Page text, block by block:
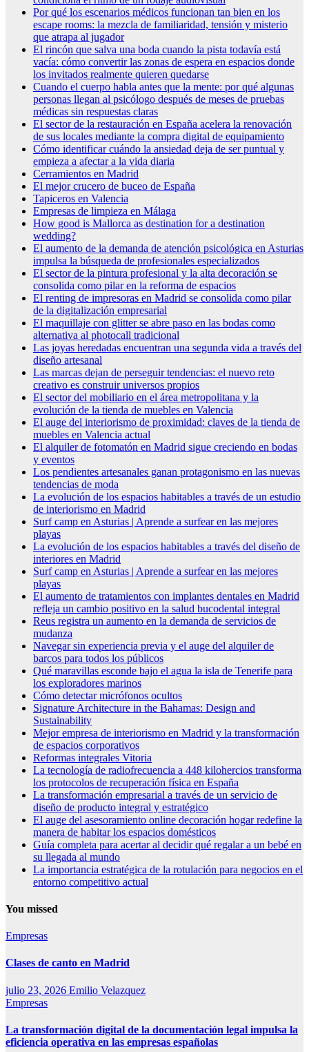
Por qué los escenarios médicos funcionan tan bien en los
escape rooms: la mezcla de familiaridad, tensión y misterio
que atrapa al jugador
El rincón que salva una boda cuando la pista todavía está
vacía: cómo convertir las zonas de espera en espacios donde
los invitados realmente quieren quedarse
Cuando el cuerpo habla antes que la mente: por qué algunas
personas llegan al psicólogo después de meses de pruebas
médicas sin respuestas claras
El sector de la restauración en España acelera la renovación
de sus locales mediante la compra digital de equipamiento
Cómo identificar cuándo la ansiedad deja de ser puntual y
empieza a afectar a la vida diaria
Cerramientos en Madrid
El mejor crucero de buceo de España
Tapiceros en Valencia
Empresas de limpieza en Málaga
How good is Mallorca as destination for a destination
wedding?
El aumento de la demanda de atención psicológica en Asturias
impulsa la búsqueda de profesionales especializados
El sector de la pintura profesional y la alta decoración se
consolida como pilar en la reforma de espacios
El renting de impresoras en Madrid se consolida como pilar
de la digitalización empresarial
El maquillaje con glitter se abre paso en las bodas como
alternativa al photocall tradicional
Las joyas heredadas encuentran una segunda vida a través del
diseño artesanal
Las marcas dejan de perseguir tendencias: el nuevo reto
creativo es construir universos propios
El sector del mobiliario en el área metropolitana y la
evolución de la tienda de muebles en Valencia
El auge del interiorismo de proximidad: claves de la tienda de
muebles en Valencia actual
El alquiler de fotomatón en Madrid sigue creciendo en bodas
y eventos
Los pendientes artesanales ganan protagonismo en las nuevas
tendencias de moda
La evolución de los espacios habitables a través de un estudio
de interiorismo en Madrid
Surf camp en Asturias | Aprende a surfear en las mejores
playas
La evolución de los espacios habitables a través del diseño de
interiores en Madrid
Surf camp en Asturias | Aprende a surfear en las mejores
playas
El aumento de tratamientos con implantes dentales en Madrid
refleja un cambio positivo en la salud bucodental integral
Reus registra un aumento en la demanda de servicios de
mudanza
Navegar sin experiencia previa y el auge del alquiler de
barcos para todos los públicos
Qué maravillas esconde bajo el agua la isla de Tenerife para
los exploradores marinos
Cómo detectar micrófonos ocultos
Signature Architecture in the Bahamas: Design and
Sustainability
Mejor empresa de interiorismo en Madrid y la transformación
de espacios corporativos
Reformas integrales Vitoria
La tecnología de radiofrecuencia a 448 kilohercios transforma
los protocolos de recuperación física en España
La transformación empresarial a través de un servicio de
diseño de producto integral y estratégico
El auge del asesoramiento online decoración hogar redefine la
manera de habitar los espacios domésticos
Guía completa para acertar al decidir qué regalar a un bebé en
su llegada al mundo
La importancia estratégica de la rotulación para negocios en el
entorno competitivo actual
You missed
Empresas
Clases de canto en Madrid
julio 23, 2026 Emilio Velazquez
Empresas
La transformación digital de la documentación legal impulsa la
eficiencia operativa en las empresas españolas